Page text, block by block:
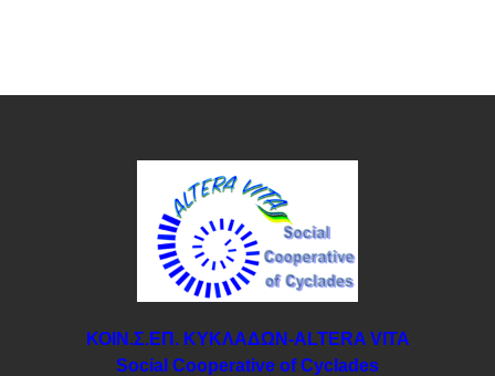
ΚΟΙΝ.Σ.ΕΠ. ΚΥΚΛΑΔΩΝ-ΑLTERA VITA
Social Cooperative of Cyclades